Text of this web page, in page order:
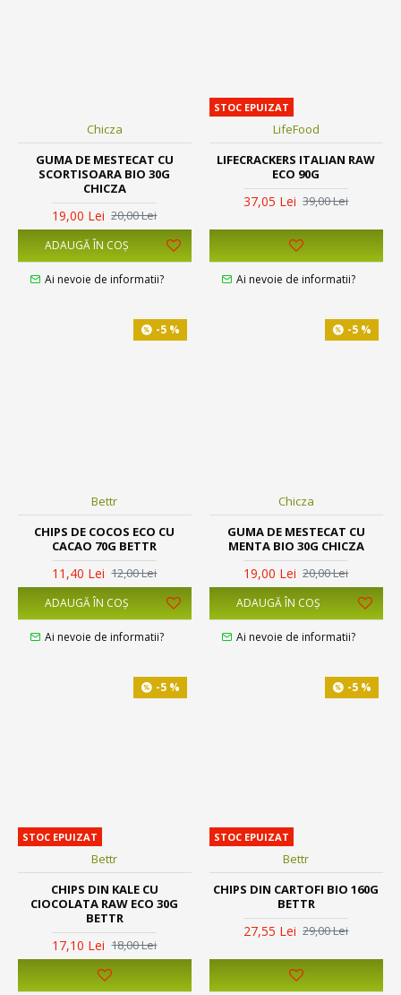
Chicza
GUMA DE MESTECAT CU
SCORTISOARA BIO 30G
CHICZA
19,00 Lei 20,00 Lei
ADAUGĂ ÎN COŞ
Ai nevoie de informatii?
STOC EPUIZAT
LifeFood
LIFECRACKERS ITALIAN RAW
ECO 90G
37,05 Lei 39,00 Lei
Ai nevoie de informatii?
-5 %
Bettr
CHIPS DE COCOS ECO CU
CACAO 70G BETTR
11,40 Lei 12,00 Lei
ADAUGĂ ÎN COŞ
Ai nevoie de informatii?
-5 %
Chicza
GUMA DE MESTECAT CU
MENTA BIO 30G CHICZA
19,00 Lei 20,00 Lei
ADAUGĂ ÎN COŞ
Ai nevoie de informatii?
-5 %
STOC EPUIZAT
Bettr
CHIPS DIN KALE CU
CIOCOLATA RAW ECO 30G
BETTR
17,10 Lei 18,00 Lei
-5 %
STOC EPUIZAT
Bettr
CHIPS DIN CARTOFI BIO 160G
BETTR
27,55 Lei 29,00 Lei